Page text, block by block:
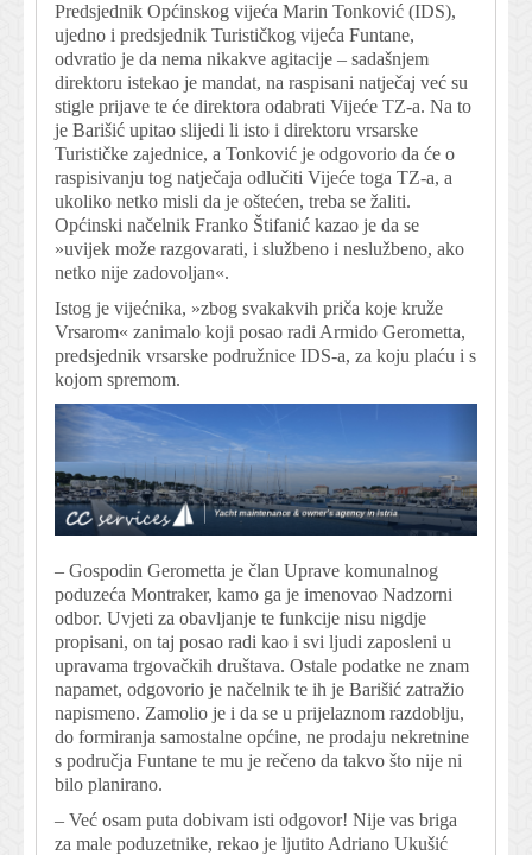
Predsjednik Općinskog vijeća Marin Tonković (IDS),
ujedno i predsjednik Turističkog vijeća Funtane,
odvratio je da nema nikakve agitacije – sadašnjem
direktoru istekao je mandat, na raspisani natječaj već su
stigle prijave te će direktora odabrati Vijeće TZ-a. Na to
je Barišić upitao slijedi li isto i direktoru vrsarske
Turističke zajednice, a Tonković je odgovorio da će o
raspisivanju tog natječaja odlučiti Vijeće toga TZ-a, a
ukoliko netko misli da je oštećen, treba se žaliti.
Općinski načelnik Franko Štifanić kazao je da se
»uvijek može razgovarati, i službeno i neslužbeno, ako
netko nije zadovoljan«.
Istog je vijećnika, »zbog svakakvih priča koje kruže
Vrsarom« zanimalo koji posao radi Armido Gerometta,
predsjednik vrsarske podružnice IDS-a, za koju plaću i s
kojom spremom.
– Gospodin Gerometta je član Uprave komunalnog
poduzeća Montraker, kamo ga je imenovao Nadzorni
odbor. Uvjeti za obavljanje te funkcije nisu nigdje
propisani, on taj posao radi kao i svi ljudi zaposleni u
upravama trgovačkih društava. Ostale podatke ne znam
napamet, odgovorio je načelnik te ih je Barišić zatražio
napismeno. Zamolio je i da se u prijelaznom razdoblju,
do formiranja samostalne općine, ne prodaju nekretnine
s područja Funtane te mu je rečeno da takvo što nije ni
bilo planirano.
– Već osam puta dobivam isti odgovor! Nije vas briga
za male poduzetnike, rekao je ljutito Adriano Ukušić